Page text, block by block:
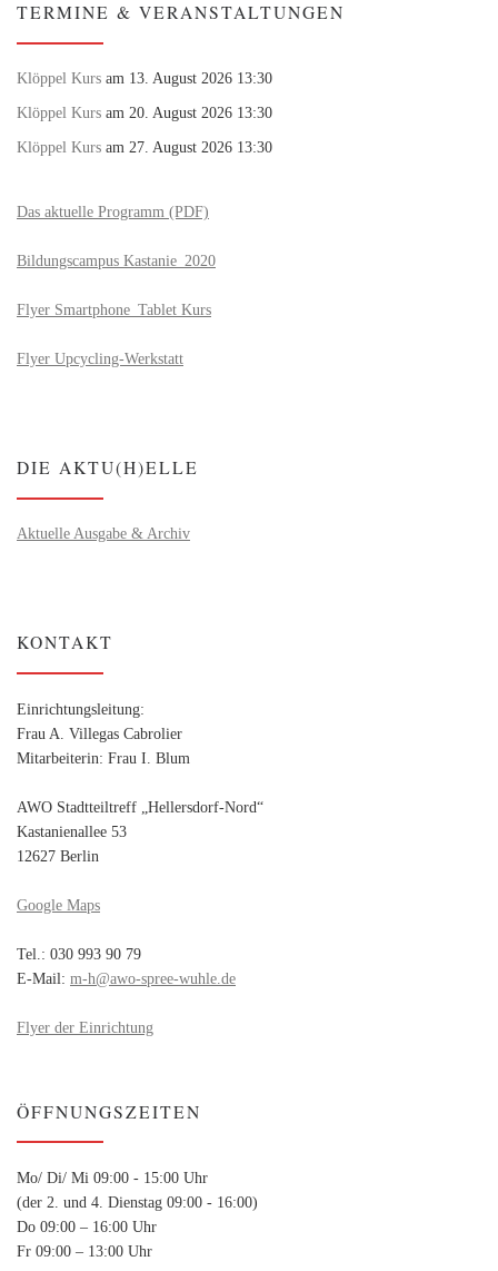
TERMINE & VERANSTALTUNGEN
Klöppel Kurs am 13. August 2026 13:30
Klöppel Kurs am 20. August 2026 13:30
Klöppel Kurs am 27. August 2026 13:30
Das aktuelle Programm (PDF)
Bildungscampus Kastanie_2020
Flyer Smartphone_Tablet Kurs
Flyer Upcycling-Werkstatt
DIE AKTU(H)ELLE
Aktuelle Ausgabe & Archiv
KONTAKT
Einrichtungsleitung:
Frau A. Villegas Cabrolier
Mitarbeiterin: Frau I. Blum
AWO Stadtteiltreff „Hellersdorf-Nord“
Kastanienallee 53
12627 Berlin
Google Maps
Tel.: 030 993 90 79
E-Mail: m-h@awo-spree-wuhle.de
Flyer der Einrichtung
ÖFFNUNGSZEITEN
Mo/ Di/ Mi 09:00 - 15:00 Uhr
(der 2. und 4. Dienstag 09:00 - 16:00)
Do 09:00 – 16:00 Uhr
Fr 09:00 – 13:00 Uhr